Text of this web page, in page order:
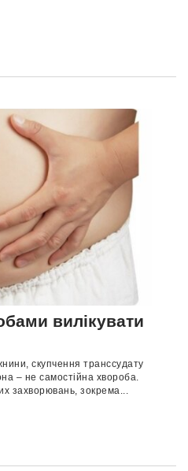
вилікувати
скупчення транссудату
– не самостійна хвороба.
захворювань, зокрема...